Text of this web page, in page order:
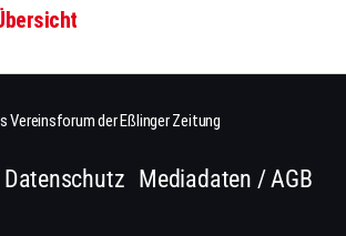
Vereinsforum der Eßlinger Zeitung
Datenschutz Mediadaten / AGB